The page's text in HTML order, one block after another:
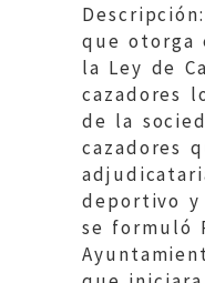
que otorga
la Ley de
cazadores
de la
cazadores
deportivo y
se formuló